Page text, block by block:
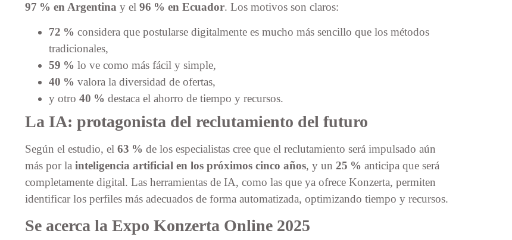
97 % en Argentina y el 96 % en Ecuador. Los motivos son claros:
72 % considera que postularse digitalmente es mucho más sencillo que los métodos
tradicionales,
59 % lo ve como más fácil y simple,
40 % valora la diversidad de ofertas,
y otro 40 % destaca el ahorro de tiempo y recursos.
La IA: protagonista del reclutamiento del futuro
Según el estudio, el 63 % de los especialistas cree que el reclutamiento será impulsado aún
más por la inteligencia artificial en los próximos cinco años, y un 25 % anticipa que será
completamente digital. Las herramientas de IA, como las que ya ofrece Konzerta, permiten
identificar los perfiles más adecuados de forma automatizada, optimizando tiempo y recursos.
Se acerca la Expo Konzerta Online 2025